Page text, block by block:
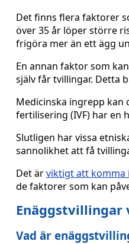
Det finns flera faktorer
över 35 år löper större
frigöra mer än ett ägg
En annan faktor som
själv får tvillingar. Detta
Medicinska ingrepp kan
fertilisering (IVF) har en
Slutligen har vissa
sannolikhet att få
Det ärviktigt att komma
de faktorer som kan
Enäggstvillingar
Vad är